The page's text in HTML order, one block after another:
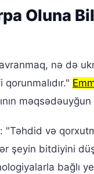
Oluna
nə də
məqsədəuyğun
"Təhdid və
şeyin bitdiyini
bağlı